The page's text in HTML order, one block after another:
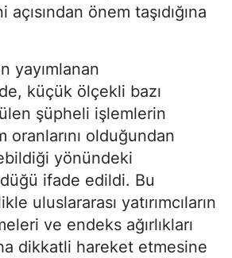
açısından önem taşıdığına
yayımlanan
küçük ölçekli bazı
şüpheli işlemlerin
oranlarını olduğundan
yönündeki
ifade edildi. Bu
uluslararası yatırımcıların
ve endeks ağırlıkları
dikkatli hareket etmesine